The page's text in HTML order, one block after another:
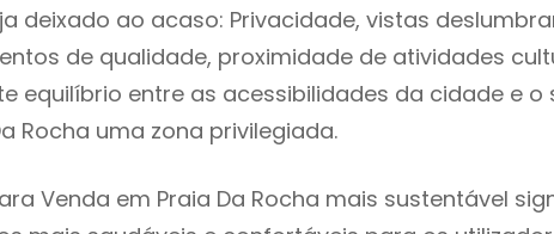
deixado ao acaso: Privacidade, vistas
de qualidade, proximidade de atividades
equilíbrio entre as acessibilidades da cidade e o
Rocha uma zona privilegiada.
Venda em Praia Da Rocha mais sustentável